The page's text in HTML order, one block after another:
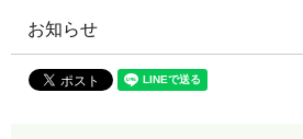
お知らせ